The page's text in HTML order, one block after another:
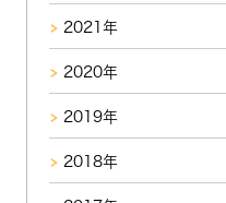
2021年
2020年
2019年
2018年